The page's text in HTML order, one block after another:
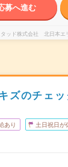
募へ進む
タッド株式会社 北日本エ
ズのチェ
あり 土日祝日が